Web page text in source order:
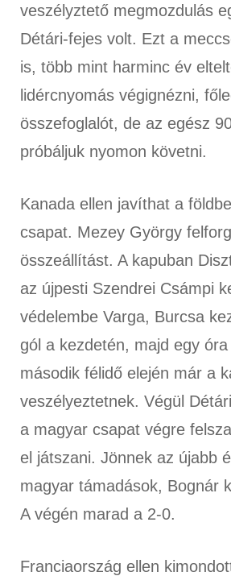
veszélyztető megmozdulás
Détári-fejes volt. Ezt a
is, több mint harminc év
lidércnyomás végignézni,
összefoglalót, de az egész
próbáljuk nyomon követni.
Kanada ellen javíthat a
csapat. Mezey György
összeállítást. A kapuban
az újpesti Szendrei Csámpi
védelembe Varga, Burcsa
gól a kezdetén, majd egy
második félidő elején már a
veszélyeztetnek. Végül
a magyar csapat végre
el játszani. Jönnek az újabb
magyar támadások, Bognár
A végén marad a 2-0.
Franciaország ellen